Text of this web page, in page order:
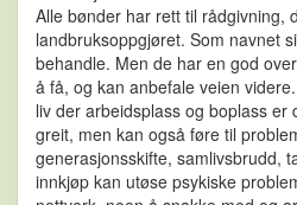
Alle bønder har rett til rådgivning,
landbruksoppgjøret. Som navnet
behandle. Men de har en god
å få, og kan anbefale veien
liv der arbeidsplass og boplass er
greit, men kan også føre til
generasjonsskifte, samlivsbrudd,
innkjøp kan utøse psykiske